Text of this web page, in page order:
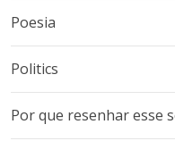
Poesia
Politics
Por que resenhar esse